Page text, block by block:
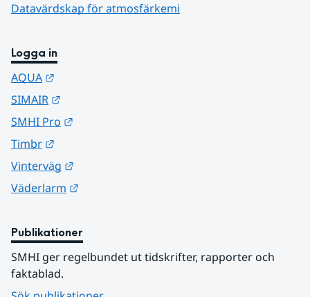
Datavärdskap för atmosfärkemi
Logga in
AQUA
SIMAIR
SMHI Pro
Timbr
Vinterväg
Väderlarm
Publikationer
SMHI ger regelbundet ut tidskrifter, rapporter och
faktablad.